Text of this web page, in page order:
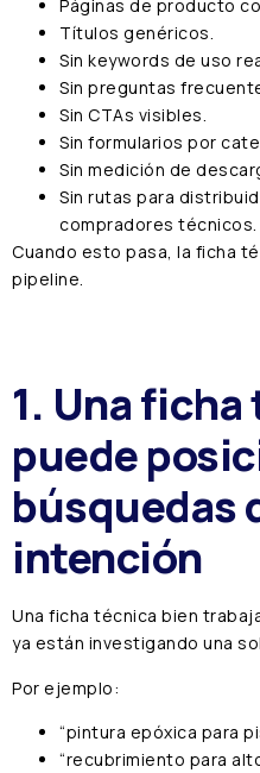
Páginas de producto
Títulos genéricos.
Sin keywords de uso
Sin preguntas
Sin CTAs visibles.
Sin formularios por
Sin medición de
Sin rutas para
compradores técnicos.
Cuando esto pasa, la ficha
pipeline.
1. Una
puede
búsquedas
intención
Una ficha técnica bien
ya están investigando una
Por ejemplo:
“pintura epóxica para
“recubrimiento para